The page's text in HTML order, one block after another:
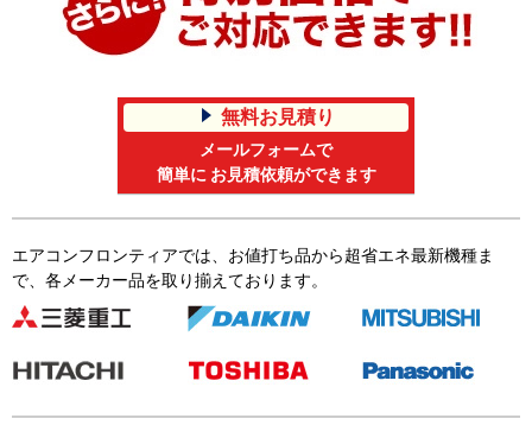
無料お見積り
メールフォームで
簡単に お見積依頼ができます
エアコンフロンティアでは、お値打ち品から超省エネ最新機種ま
で、各メーカー品を取り揃えております。